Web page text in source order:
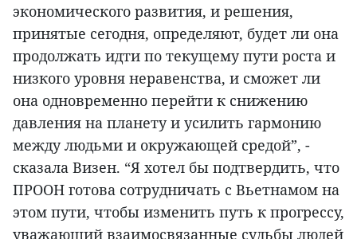
экономического развития, и решения,
принятые сегодня, определяют, будет ли она
продолжать идти по текущему пути роста и
низкого уровня неравенства, и сможет ли
она одновременно перейти к снижению
давления на планету и усилить гармонию
между людьми и окружающей средой”, -
сказала Визен. “Я хотел бы подтвердить, что
ПРООН готова сотрудничать с Вьетнамом на
этом пути, чтобы изменить путь к прогрессу,
уважающий взаимосвязанные судьбы людей